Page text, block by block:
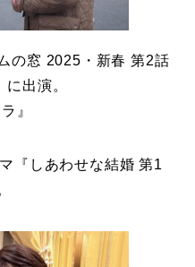
の窓 2025・新春 第2話
出演。
』
『しあわせな結婚 第1